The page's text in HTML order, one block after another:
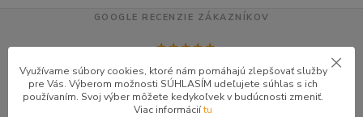
GOOGLE RECENZIE ZÁKAZNÍKOV
4.9★★★★★
47 recenzií · Google
Využívame súbory cookies, ktoré nám pomáhajú zlepšovať služby
pre Vás. Výberom možnosti SÚHLASÍM udeľujete súhlas s ich
používaním. Svoj výber môžete kedykoľvek v budúcnosti zmeniť.
Viac informáciítu